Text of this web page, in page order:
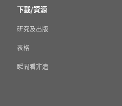
下載/資源
研究及出版
表格
瞬間看非遺